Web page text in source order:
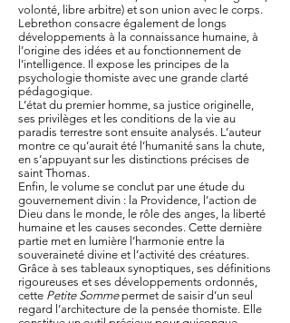
volonté, libre arbitre) et son union avec le corps.
Lebrethon consacre également de longs
développements à la connaissance humaine, à
l’origine des idées et au fonctionnement de
l’intelligence. Il expose les principes de la
psychologie thomiste avec une grande clarté
pédagogique.
L’état du premier homme, sa justice originelle,
ses privilèges et les conditions de la vie au
paradis terrestre sont ensuite analysés. L’auteur
montre ce qu’aurait été l’humanité sans la chute,
en s’appuyant sur les distinctions précises de
saint Thomas.
Enfin, le volume se conclut par une étude du
gouvernement divin : la Providence, l’action de
Dieu dans le monde, le rôle des anges, la liberté
humaine et les causes secondes. Cette dernière
partie met en lumière l’harmonie entre la
souveraineté divine et l’activité des créatures.
Grâce à ses tableaux synoptiques, ses définitions
rigoureuses et ses développements ordonnés,
cette Petite Sommepermet de saisir d’un seul
regard l’architecture de la pensée thomiste. Elle